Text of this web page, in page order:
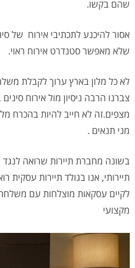
שהם בקשו.
אסור להיכנע לתכתיבי אירוח של
שלא מאפשר סטנדרט אירוח ראוי.
לא כל מלון בארץ ערוך לקבלת
צברנו הרבה ניסיון מול אירוח
מצפים.זה לא חייב להיות בהכרח
מני תנאים .
בשונה מחברת תיירות שרואה
תיירותי, אנו בגולד תיירות עסקית
לקיים עסקאות מוצלחות עם
מקצועי